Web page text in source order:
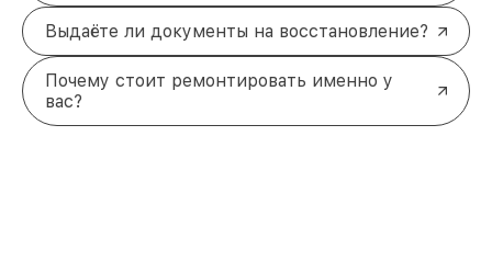
Выдаёте ли документы на восстановление?
Почему стоит ремонтировать именно у
вас?